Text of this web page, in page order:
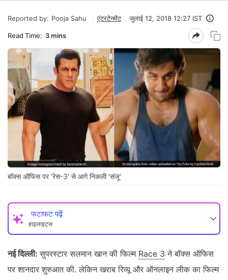
Reported by: Pooja Sahu एंटरटेनमेंट जुलाई 12, 2018 12:27 IST
Read Time: 3 mins
बॉक्स ऑफिस पर 'रेस-3' से आगे निकली 'संजू'
फटाफट पढ़ें
हाइलाइट्स
नई दिल्ली: सुपरस्टार सलमान खान की फिल्म Race 3 ने बॉक्स ऑफिस
पर शानदार शुरुआत की. लेकिन खराब रिव्यू और ऑनलाइन लीक का फिल्म